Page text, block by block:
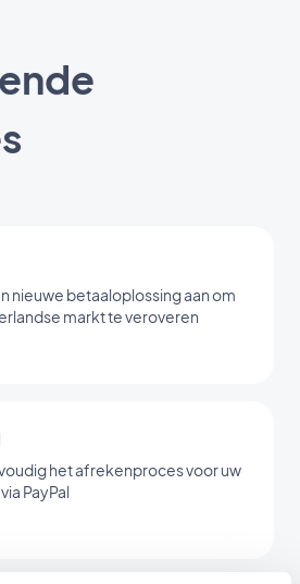
nieuwe betaaloplossing aan om
markt te veroveren
het afrekenproces voor uw
PayPal